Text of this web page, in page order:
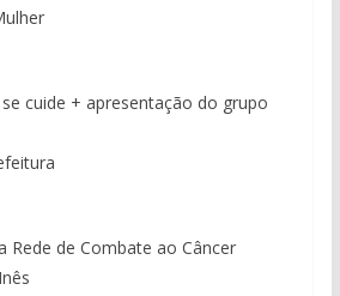
cuide + apresentação do grupo
Rede de Combate ao Câncer